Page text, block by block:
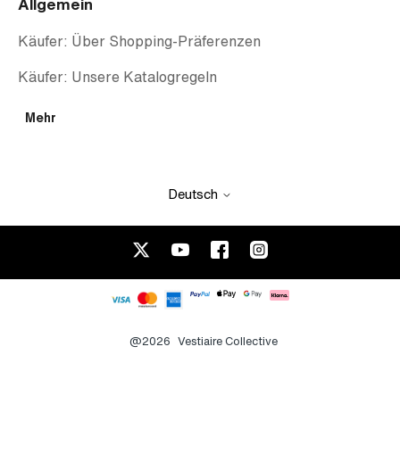
Allgemein
Käufer: Über Shopping-Präferenzen
Käufer: Unsere Katalogregeln
Mehr
Deutsch
@2026 Vestiaire Collective